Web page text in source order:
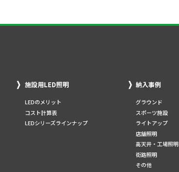
施設用LED照明
LEDのメリット
コスト計算表
LEDシリーズラインナップ
納入事例
グラウンド
スポーツ施設
ライトアップ
店舗照明
高天井・工場照明
街路照明
その他